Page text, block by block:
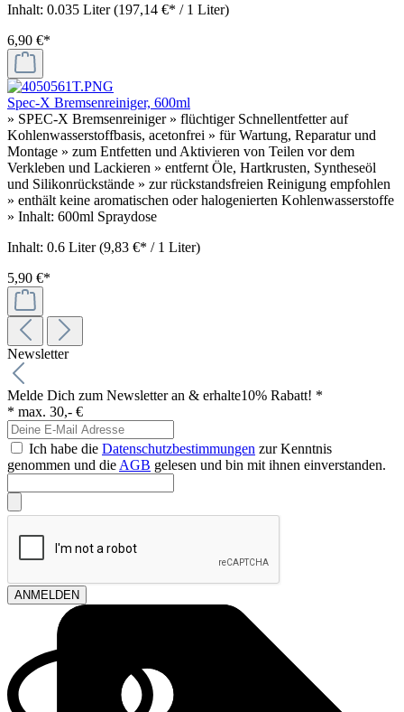
Inhalt: 0.035 Liter(197,14 €* / 1 Liter)
6,90 €*
Spec-X Bremsenreiniger, 600ml
» SPEC-X Bremsenreiniger » flüchtiger Schnellentfetter auf
Kohlenwasserstoffbasis, acetonfrei » für Wartung, Reparatur und
Montage » zum Entfetten und Aktivieren von Teilen vor dem
Verkleben und Lackieren » entfernt Öle, Hartkrusten, Syntheseöl
und Silikonrückstände » zur rückstandsfreien Reinigung empfohlen
» enthält keine aromatischen oder halogenierten Kohlenwasserstoffe
» Inhalt: 600ml Spraydose
Inhalt: 0.6 Liter(9,83 €* / 1 Liter)
5,90 €*
Newsletter
Melde Dich zum Newsletter an & erhalte10% Rabatt! *
* max. 30,- €
Ich habe die Datenschutzbestimmungen zur Kenntnis
genommen und die AGB gelesen und bin mit ihnen einverstanden.
ANMELDEN